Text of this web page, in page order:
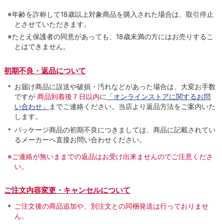
※年齢を詐称して18歳以上対象商品を購入された場合は、取引停止
とさせていただきます。
※たとえ保護者の同意があっても、18歳未満の方にはお売りするこ
とはできません。
初期不良・返品について
お届け商品に誤送や破損・汚れなどがあった場合は、大変お手数
ですが 商品到着後７日以内に 「オンラインストアに関するお問
い合わせ」
までご連絡ください。当店より返品方法をご案内いた
します。
パッケージ商品の初期不良につきましては、商品に記載されてい
るメーカーへ直接お問い合わせください。
※ご連絡が無いままでの返品はお受け出来ませんのでご注意くださ
い。
ご注文内容変更・キャンセルについて
ご注文後の商品追加や、別注文との同梱発送は行っておりませ
ん。